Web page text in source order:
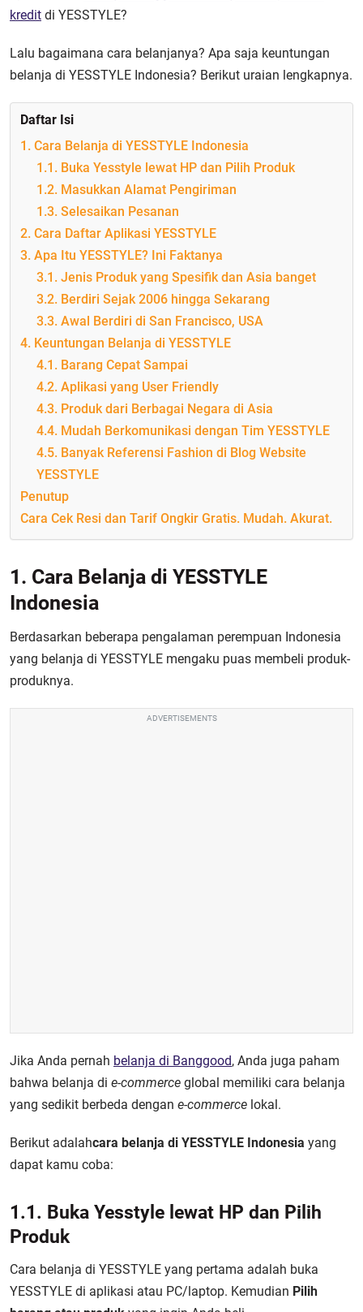
kredit di YESSTYLE?
Lalu bagaimana cara belanjanya? Apa saja keuntungan
belanja di YESSTYLE Indonesia? Berikut uraian lengkapnya.
Daftar Isi
1. Cara Belanja di YESSTYLE Indonesia
1.1. Buka Yesstyle lewat HP dan Pilih Produk
1.2. Masukkan Alamat Pengiriman
1.3. Selesaikan Pesanan
2. Cara Daftar Aplikasi YESSTYLE
3. Apa Itu YESSTYLE? Ini Faktanya
3.1. Jenis Produk yang Spesifik dan Asia banget
3.2. Berdiri Sejak 2006 hingga Sekarang
3.3. Awal Berdiri di San Francisco, USA
4. Keuntungan Belanja di YESSTYLE
4.1. Barang Cepat Sampai
4.2. Aplikasi yang User Friendly
4.3. Produk dari Berbagai Negara di Asia
4.4. Mudah Berkomunikasi dengan Tim YESSTYLE
4.5. Banyak Referensi Fashion di Blog Website
YESSTYLE
Penutup
Cara Cek Resi dan Tarif Ongkir Gratis. Mudah. Akurat.
1. Cara Belanja di YESSTYLE
Indonesia
Berdasarkan beberapa pengalaman perempuan Indonesia
yang belanja di YESSTYLE mengaku puas membeli produk-
produknya.
ADVERTISEMENTS
Jika Anda pernah belanja di Banggood, Anda juga paham
bahwa belanja di e-commerce global memiliki cara belanja
yang sedikit berbeda dengan e-commerce lokal.
Berikut adalahcara belanja di YESSTYLE Indonesia yang
dapat kamu coba:
1.1. Buka Yesstyle lewat HP dan Pilih
Produk
Cara belanja di YESSTYLE yang pertama adalah buka
YESSTYLE di aplikasi atau PC/laptop. Kemudian Pilih